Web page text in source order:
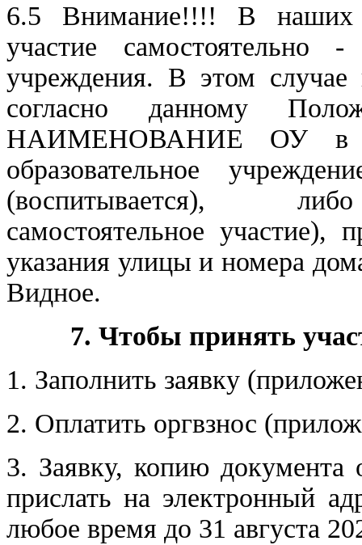
6.5 Внимание!!!! В наших
участие самостоятельно
учреждения. В этом случае
согласно данному
НАИМЕНОВАНИЕ ОУ в
образовательное
(воспитывается),
самостоятельное участие),
указания улицы и номера
Видное.
7. Чтобы принять
1. Заполнить заявку
2. Оплатить оргвзнос
3. Заявку, копию документа
прислать на электронный
любое время до 31 августа